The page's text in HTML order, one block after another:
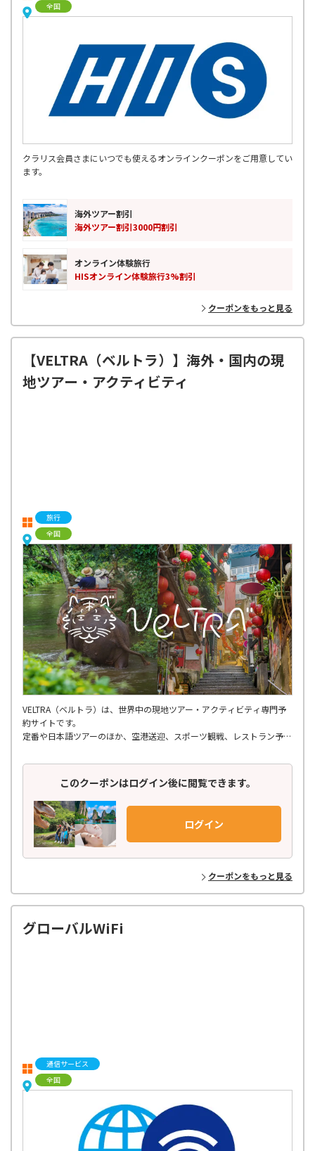
全国
クラリス会員さまにいつでも使えるオンラインクーポンをご用意してい
ます。
海外ツアー割引
海外ツアー割引3000円割引
オンライン体験旅行
HISオンライン体験旅行3%割引
クーポンをもっと見る
【VELTRA（ベルトラ）】海外・国内の現
地ツアー・アクティビティ
旅行
全国
VELTRA（ベルトラ）は、世界中の現地ツアー・アクティビティ専門予
約サイトです。
定番や日本語ツアーのほか、空港送迎、スポーツ観戦、レストラン予
さらには個人では手配しにくいような穴場ツアーまで、多種多様なアク
ティビティが揃っています。
世界150ヶ国以上の地域を網羅し、21,000種類以上もの商品を掲載。
日本語での予約はもちろん、旅行前の相談から参加後のフォローまで、
お客様に寄り添ったきめ細やかなサポート体制で安心してご参加いただ
けます。
ベルトラのバイヤーが世界中を飛び回り、現地パートナーと
丁寧に作り上げた高品質のアクティビティだけをラインナップ！
お客様からのフィードバックをもとに、最新トレンドや
多種多様なニーズに応えるオリジナルプランを企画・開発し、お届けし
ています。
このクーポンはログイン後に閲覧できます。
ログイン
クーポンをもっと見る
グローバルWiFi
通信サービス
全国